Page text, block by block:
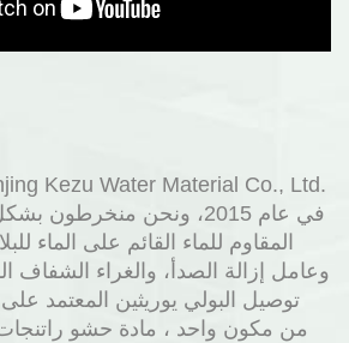
في عام 2015، ونحن
المقاوم للماء القائم على الماء
وعامل إزالة الصدأ، والغراء الشفاف
توصيل البولي يوريثين المعتمد
من مكون واحد ، مادة حشو راتنجات